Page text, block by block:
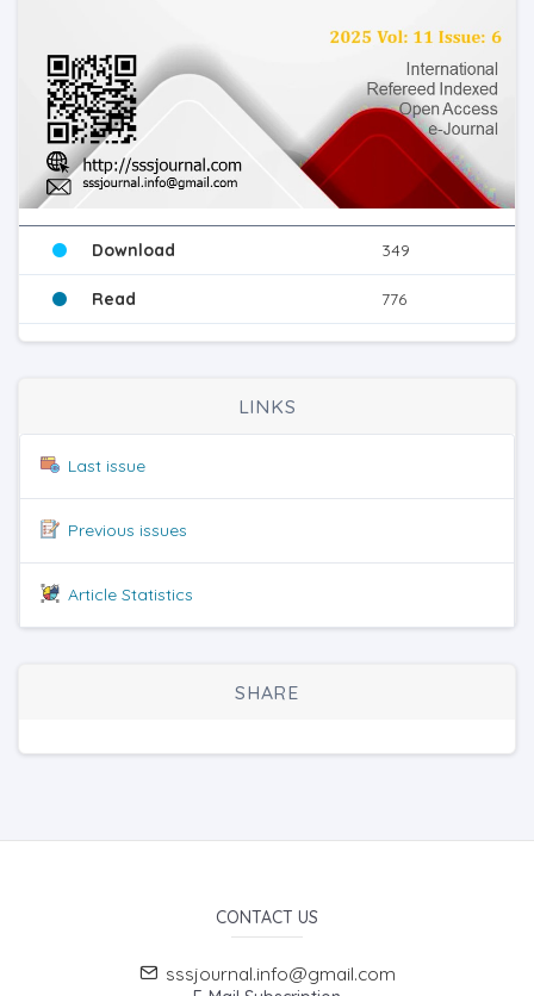
Download 349
Read 776
LINKS
Last issue
Previous issues
Article Statistics
SHARE
CONTACT US
sssjournal.info@gmail.com